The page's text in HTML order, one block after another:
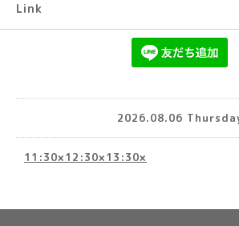
Link
2026.08.06
11:30×12:30×13:30×